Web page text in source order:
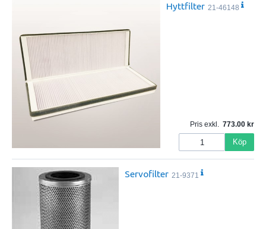
Hyttfilter 21-46148
Pris exkl. 773.00
Köp
Servofilter 21-9371